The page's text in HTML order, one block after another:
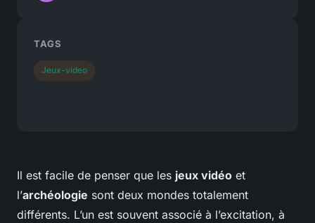
Il est facile de penser que les jeux vidéo et
l’archéologie sont deux mondes totalement
différents. L’un est souvent associé à l’excitation, à
TAGS
Jeux-video